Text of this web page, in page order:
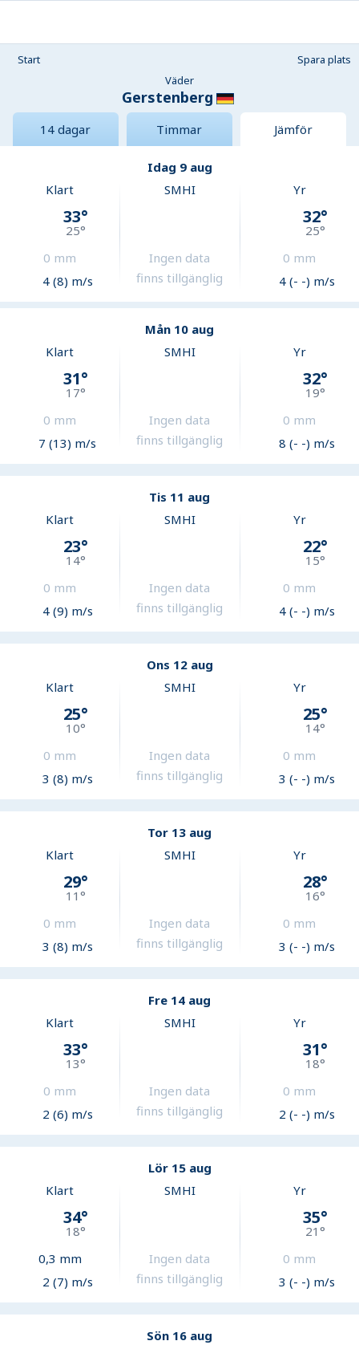
Start
Spara plats
Väder
Gerstenberg
14 dagar Timmar Jämför
Idag 9 aug
Klart
33°
25°
0 mm
4 (8) m/s
SMHI
Ingen data
finns tillgänglig
Yr
32°
25°
0 mm
4 (- -) m/s
Mån 10 aug
Klart
31°
17°
0 mm
7 (13) m/s
SMHI
Ingen data
finns tillgänglig
Yr
32°
19°
0 mm
8 (- -) m/s
Tis 11 aug
Klart
23°
14°
0 mm
4 (9) m/s
SMHI
Ingen data
finns tillgänglig
Yr
22°
15°
0 mm
4 (- -) m/s
Ons 12 aug
Klart
25°
10°
0 mm
3 (8) m/s
SMHI
Ingen data
finns tillgänglig
Yr
25°
14°
0 mm
3 (- -) m/s
Tor 13 aug
Klart
29°
11°
0 mm
3 (8) m/s
SMHI
Ingen data
finns tillgänglig
Yr
28°
16°
0 mm
3 (- -) m/s
Fre 14 aug
Klart
33°
13°
0 mm
2 (6) m/s
SMHI
Ingen data
finns tillgänglig
Yr
31°
18°
0 mm
2 (- -) m/s
Lör 15 aug
Klart
34°
18°
0,3 mm
2 (7) m/s
SMHI
Ingen data
finns tillgänglig
Yr
35°
21°
0 mm
3 (- -) m/s
Sön 16 aug